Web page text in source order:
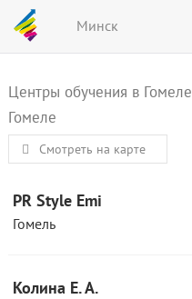
Минск
Центры обучения в Гомеле
Гомеле
Смотреть на карте
PR Style Emi
Гомель
Колина Е. А.